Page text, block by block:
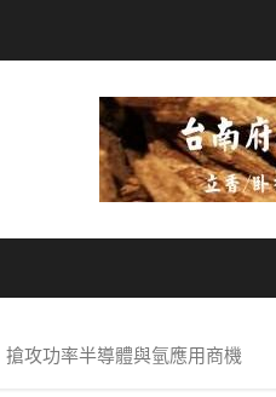
攻功率半導體與氫應用商機